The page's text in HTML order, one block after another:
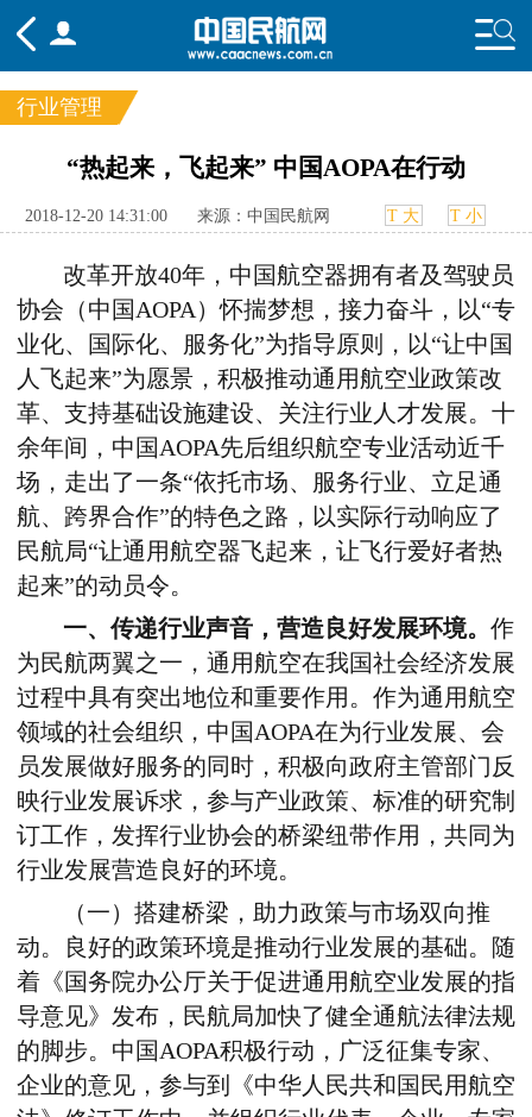
国内 国际
行业
行业管理
“热起来，飞起来” 中国AOPA在行动
2018-12-20 14:31:00 来源：中国民航网 T 大 T 小
改革开放40年，中国航空器拥有者及驾驶员
协会（中国AOPA）怀揣梦想，接力奋斗，以“专
业化、国际化、服务化”为指导原则，以“让中国
人飞起来”为愿景，积极推动通用航空业政策改
革、支持基础设施建设、关注行业人才发展。十
余年间，中国AOPA先后组织航空专业活动近千
场，走出了一条“依托市场、服务行业、立足通
航、跨界合作”的特色之路，以实际行动响应了
民航局“让通用航空器飞起来，让飞行爱好者热
起来”的动员令。
一、传递行业声音，营造良好发展环境。作
为民航两翼之一，通用航空在我国社会经济发展
过程中具有突出地位和重要作用。作为通用航空
领域的社会组织，中国AOPA在为行业发展、会
员发展做好服务的同时，积极向政府主管部门反
映行业发展诉求，参与产业政策、标准的研究制
订工作，发挥行业协会的桥梁纽带作用，共同为
行业发展营造良好的环境。
（一）搭建桥梁，助力政策与市场双向推
动。良好的政策环境是推动行业发展的基础。随
着《国务院办公厅关于促进通用航空业发展的指
导意见》发布，民航局加快了健全通航法律法规
的脚步。中国AOPA积极行动，广泛征集专家、
企业的意见，参与到《中华人民共和国民用航空